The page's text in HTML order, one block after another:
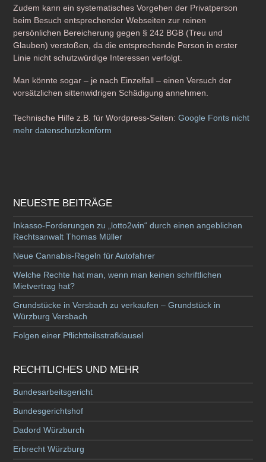
Zudem kann ein systematisches Vorgehen der Privatperson
beim Besuch entsprechender Webseiten zur reinen
persönlichen Bereicherung gegen § 242 BGB (Treu und
Glauben) verstoßen, da die entsprechende Person in erster
Linie nicht schutzwürdige Interessen verfolgt.
Man könnte sogar – je nach Einzelfall – einen Versuch der
vorsätzlichen sittenwidrigen Schädigung annehmen.
Technische Hilfe z.B. für Wordpress-Seiten:Google Fonts nicht
mehr datenschutzkonform
NEUESTE BEITRÄGE
Inkasso-Forderungen zu „lotto2win“ durch einen angeblichen
Rechtsanwalt Thomas Müller
Neue Cannabis-Regeln für Autofahrer
Welche Rechte hat man, wenn man keinen schriftlichen
Mietvertrag hat?
Grundstücke in Versbach zu verkaufen – Grundstück in
Würzburg Versbach
Folgen einer Pflichtteilsstrafklausel
RECHTLICHES UND MEHR
Bundesarbeitsgericht
Bundesgerichtshof
Dadord Würzburch
Erbrecht Würzburg